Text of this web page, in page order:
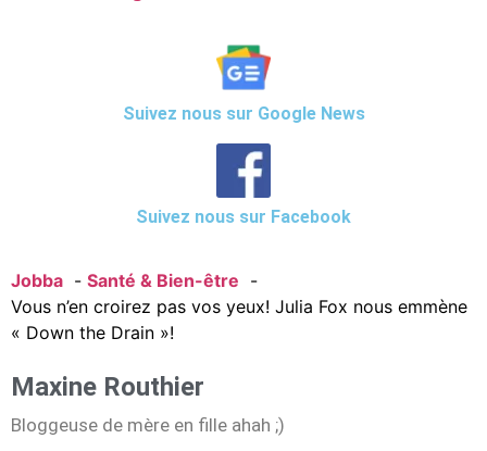
Suivez nous sur Google News
Suivez nous sur Facebook
Jobba
Santé & Bien-être
Vous n’en croirez pas vos yeux! Julia Fox nous emmène
« Down the Drain »!
Maxine Routhier
Bloggeuse de mère en fille ahah ;)